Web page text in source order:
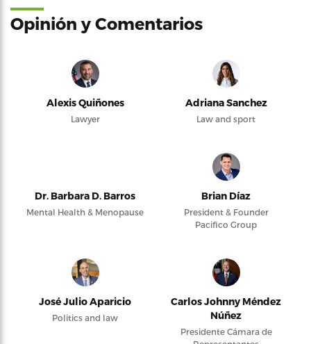
Opinión y Comentarios
Alexis Quiñones
Lawyer
Adriana Sanchez
Law and sport
Dr. Barbara D. Barros
Mental Health & Menopause
Brian Díaz
President & Founder
Pacifico Group
José Julio Aparicio
Politics and law
Carlos Johnny Méndez
Núñez
Presidente Cámara de